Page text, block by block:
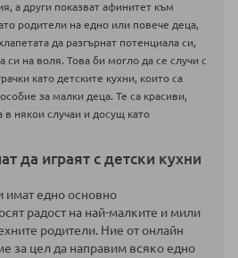
страница
а други показват афинитет към
родители на едно или повече деца,
да разгърнат потенциала си,
си на воля. Това би могло да се случи с
като детските кухни, които са
за малки деца. Те са красиви,
някои случаи и досущ като
да играят с детски кухни
имат едно основно
радост на най-малките и мили
родители. Ние от онлайн
за цел да направим всяко едно